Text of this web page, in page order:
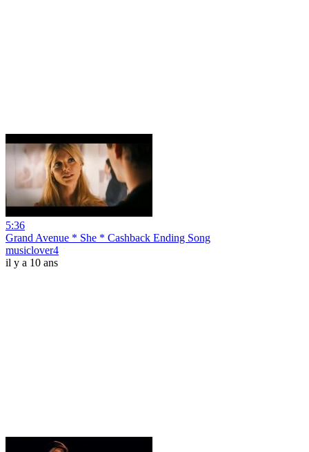
5:36
Grand Avenue * She * Cashback Ending Song
musiclover4
il y a 10 ans